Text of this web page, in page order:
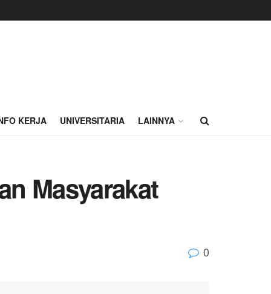
KERJA UNIVERSITARIA LAINNYA
Masyarakat
0